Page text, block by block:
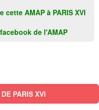
AMAP à PARIS XVI
de l'AMAP
PARIS XVI